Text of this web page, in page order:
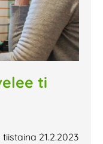
ti
21.2.2023